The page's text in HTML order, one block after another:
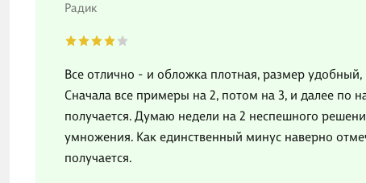
Радик
Все отлично - и обложка плотная, размер
Сначала все примеры на 2, потом на 3, и далее по
получается. Думаю недели на 2 неспешного
умножения. Как единственный минус наверно
получается.